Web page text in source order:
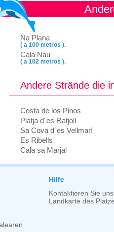
Na Plana
( a 100 metros ).
Cala Nau
( a 102 metros ).
Andere Strände die
Costa de los Pinos
Platja d´es Ratjolí
Sa Cova d´es Vellmarí
Es Ribells
Cala sa Marjal
Hilfe
Kontaktieren Sie uns
Landkarte des